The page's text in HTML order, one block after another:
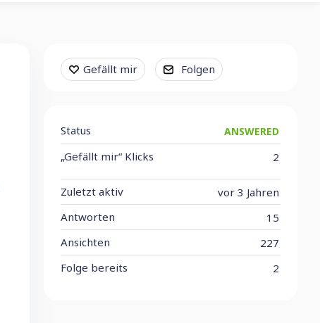
Content aside
Gefällt mir Folgen
Status ANSWERED
2
„Gefällt mir“ Klicks
vor 3 Jahren
Zuletzt aktiv
15
Antworten
227
Ansichten
2
Folge bereits